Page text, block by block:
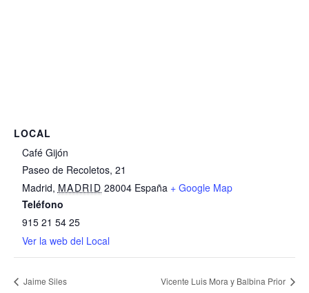
LOCAL
Café Gijón
Paseo de Recoletos, 21
Madrid, MADRID 28004 España + Google Map
Teléfono
915 21 54 25
Ver la web del Local
Jaime Siles Vicente Luis Mora y Balbina Prior